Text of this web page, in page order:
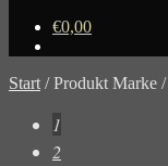
€0,00
Start /Produkt Marke /
1
2